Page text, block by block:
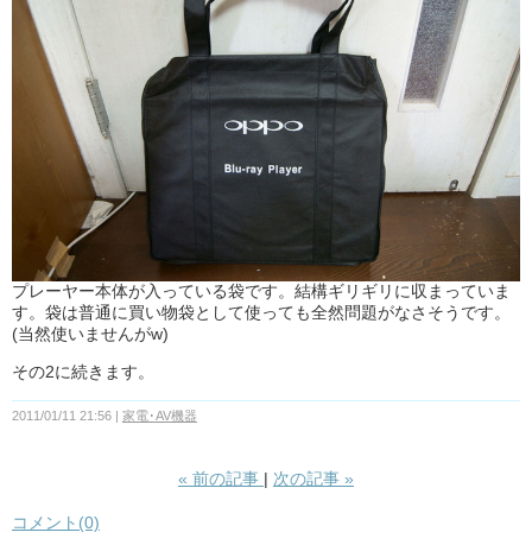
プレーヤー本体が入っている袋です。結構ギリギリに収まっていま
す。袋は普通に買い物袋として使っても全然問題がなさそうです。
(当然使いませんがw)
その2に続きます。
2011/01/11 21:56 家電･AV機器
« 前の記事 次の記事 »
コメント(0)